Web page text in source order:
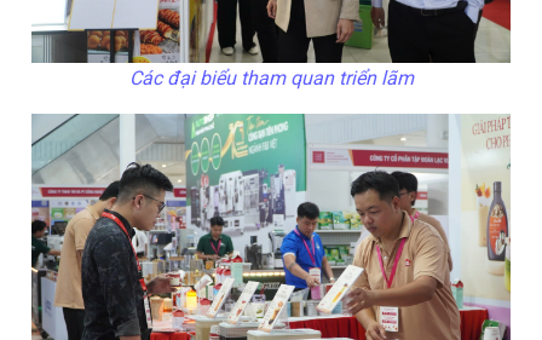
Các đại biểu tham quan triển lãm